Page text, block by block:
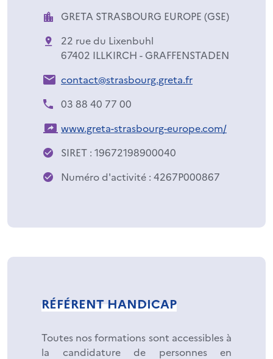
GRETA STRASBOURG EUROPE (GSE)
22 rue du Lixenbuhl
67402 ILLKIRCH - GRAFFENSTADEN
contact@strasbourg.greta.fr
03 88 40 77 00
www.greta-strasbourg-europe.com/
SIRET : 19672198900040
Numéro d'activité : 4267P000867
RÉFÉRENT HANDICAP
Toutes nos formations sont accessibles à
la candidature de personnes en